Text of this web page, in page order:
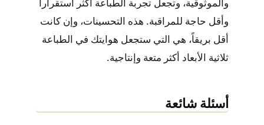
وأقل حاجة للمراقبة. هذه التحسينات، وإن كانت
أقل بريقاً، هي التي ستجعل هوايتك في الطباعة
ثلاثية الأبعاد أكثر متعة وإنتاجية.
أسئلة شائعة